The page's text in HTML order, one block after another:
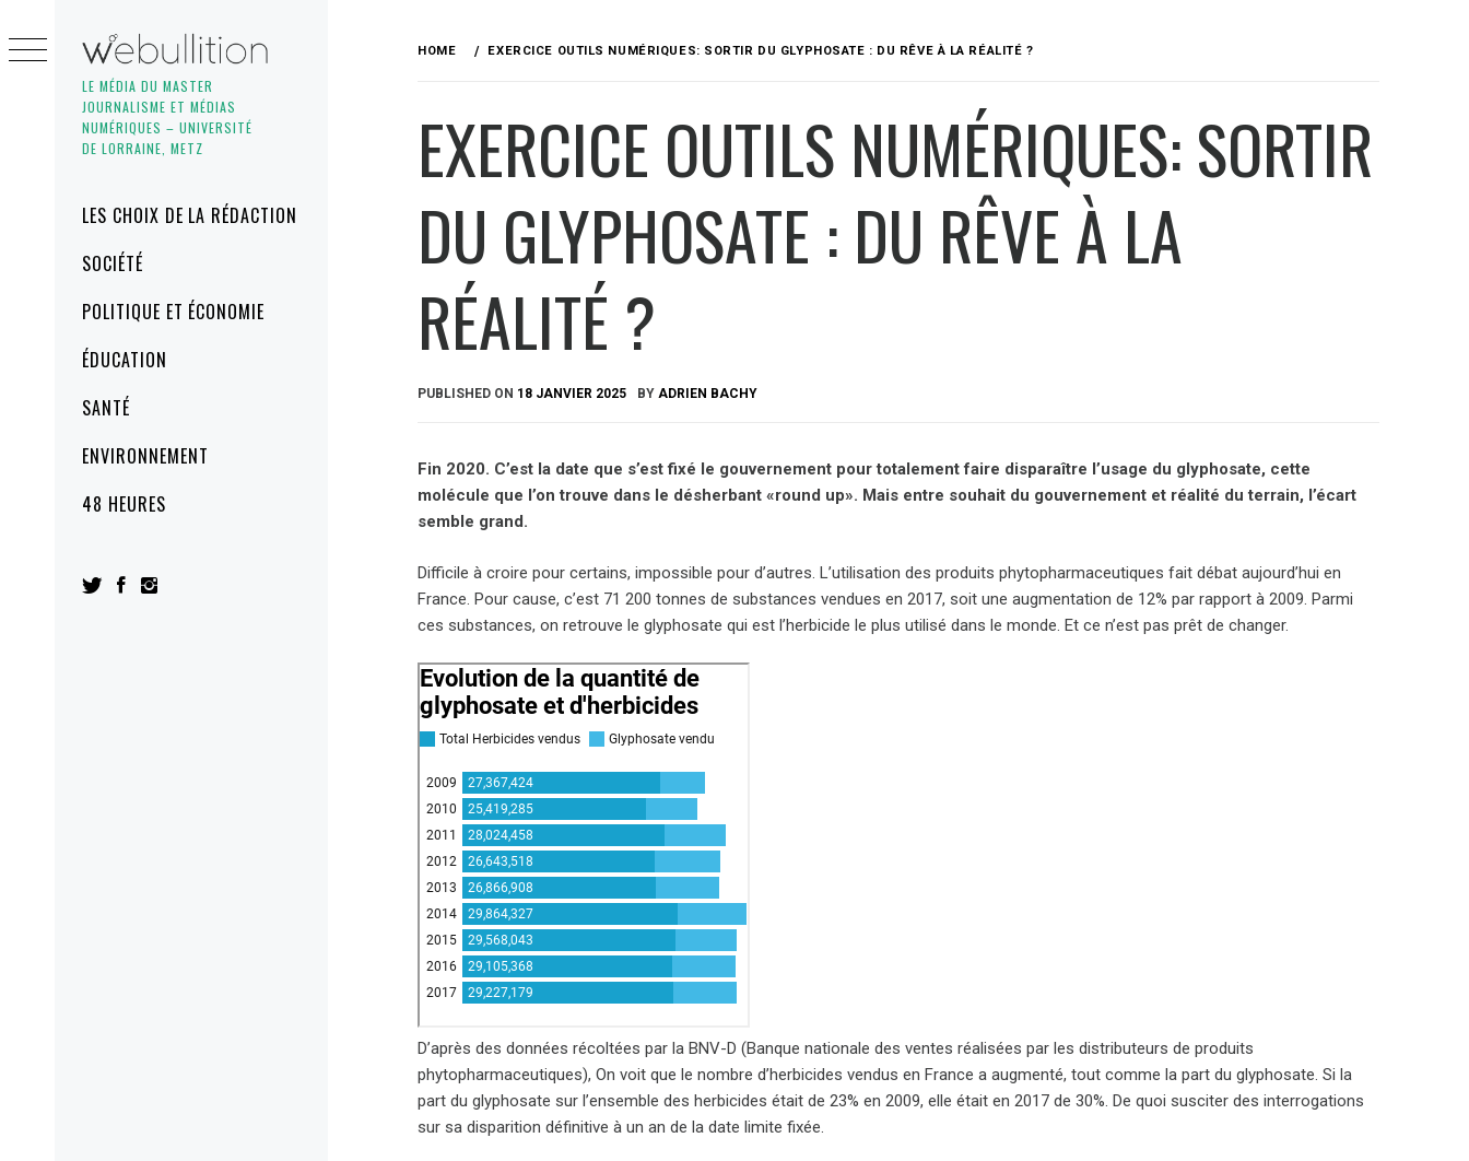
LE MÉDIA DU MASTER
JOURNALISME ET MÉDIAS
NUMÉRIQUES – UNIVERSITÉ
DE LORRAINE, METZ
MenuLES CHOIX DE LA RÉDACTION
SOCIÉTÉ
POLITIQUE ET ÉCONOMIE
ÉDUCATION
SANTÉ
ENVIRONNEMENT
48 HEURES
to
content
HOME EXERCICE OUTILS NUMÉRIQUES: SORTIR DU GLYPHOSATE : DU RÊVE À LA RÉALITÉ ?
EXERCICE OUTILS NUMÉRIQUES: SORTIR
DU GLYPHOSATE : DU RÊVE À LA
RÉALITÉ ?
PUBLISHED ON 18 JANVIER 2025 BY ADRIEN BACHY
Fin 2020. C’est la date que s’est fixé le gouvernement pour totalement faire disparaître l’usage du glyphosate, cette
molécule que l’on trouve dans le désherbant «round up». Mais entre souhait du gouvernement et réalité du terrain, l’écart
semble grand.
Difficile à croire pour certains, impossible pour d’autres. L’utilisation des produits phytopharmaceutiques fait débat aujourd’hui en
France. Pour cause, c’est 71 200 tonnes de substances vendues en 2017, soit une augmentation de 12% par rapport à 2009. Parmi
ces substances, on retrouve le glyphosate qui est l’herbicide le plus utilisé dans le monde. Et ce n’est pas prêt de changer.
D’après des données récoltées par la BNV-D (Banque nationale des ventes réalisées par les distributeurs de produits
phytopharmaceutiques), On voit que le nombre d’herbicides vendus en France a augmenté, tout comme la part du glyphosate. Si la
part du glyphosate sur l’ensemble des herbicides était de 23% en 2009, elle était en 2017 de 30%. De quoi susciter des interrogations
sur sa disparition définitive à un an de la date limite fixée.